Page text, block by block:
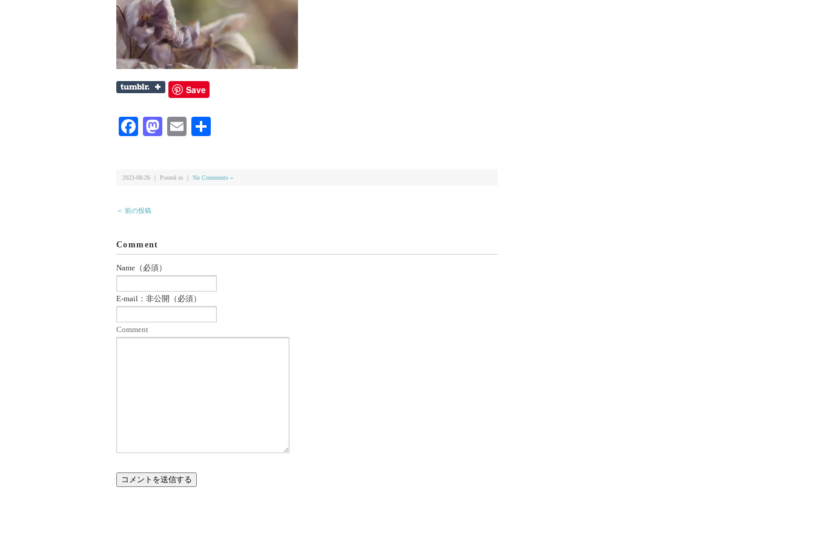
Save
Facebook
Mastodon
Email
2023-08-26 ｜ Posted in ｜ No Comments »
＜ 前の投稿
Comment
Name（必須）
E-mail：非公開（必須）
Comment